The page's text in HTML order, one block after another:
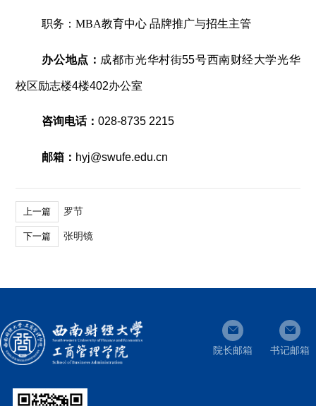
职务：MBA教育中心 品牌推广与招生主管
办公地点： 成都市光华村街55号西南财经大学光华
校区励志楼4楼402办公室
咨询电话：028-8735 2215
邮箱： hyj@swufe.edu.cn
上一篇 罗节
下一篇 张明镜
院长邮箱 书记邮箱